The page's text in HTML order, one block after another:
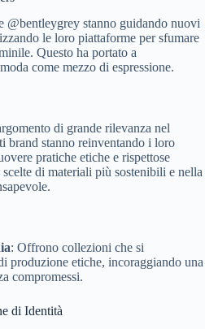
@bentleygrey stanno guidando nuovi
le loro piattaforme per sfumare
Questo ha portato a
come mezzo di espressione.
di grande rilevanza nel
brand stanno reinventando i loro
pratiche etiche e rispettose
di materiali più sostenibili e nella
: Offrono collezioni che si
produzione etiche, incoraggiando una
compromessi.
di Identità